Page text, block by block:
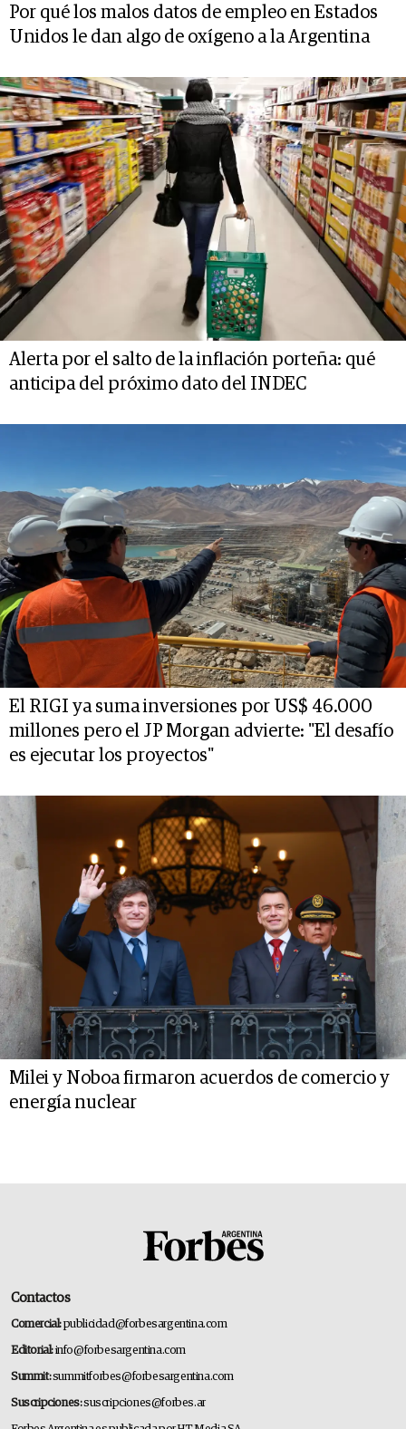
Por qué los malos datos de empleo en Estados
Unidos le dan algo de oxígeno a la Argentina
Alerta por el salto de la inflación porteña: qué
anticipa del próximo dato del INDEC
El RIGI ya suma inversiones por US$ 46.000
millones pero el JP Morgan advierte: "El desafío
es ejecutar los proyectos"
Milei y Noboa firmaron acuerdos de comercio y
energía nuclear
Contactos
Comercial:publicidad@forbesargentina.com
Editorial:info@forbesargentina.com
Summit:summitforbes@forbesargentina.com
Suscripciones:suscripciones@forbes.ar